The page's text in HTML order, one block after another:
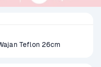
Teflon 26cm